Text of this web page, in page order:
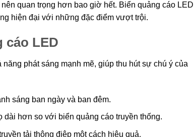
quan trọng hơn bao giờ hết. Biển quảng cáo
hiện đại với những đặc điểm vượt trội.
cáo LED
phát sáng mạnh mẽ, giúp thu hút sự chú ý của
sáng ban ngày và ban đêm.
hơn so với biển quảng cáo truyền thống.
tải thông điệp một cách hiệu quả.